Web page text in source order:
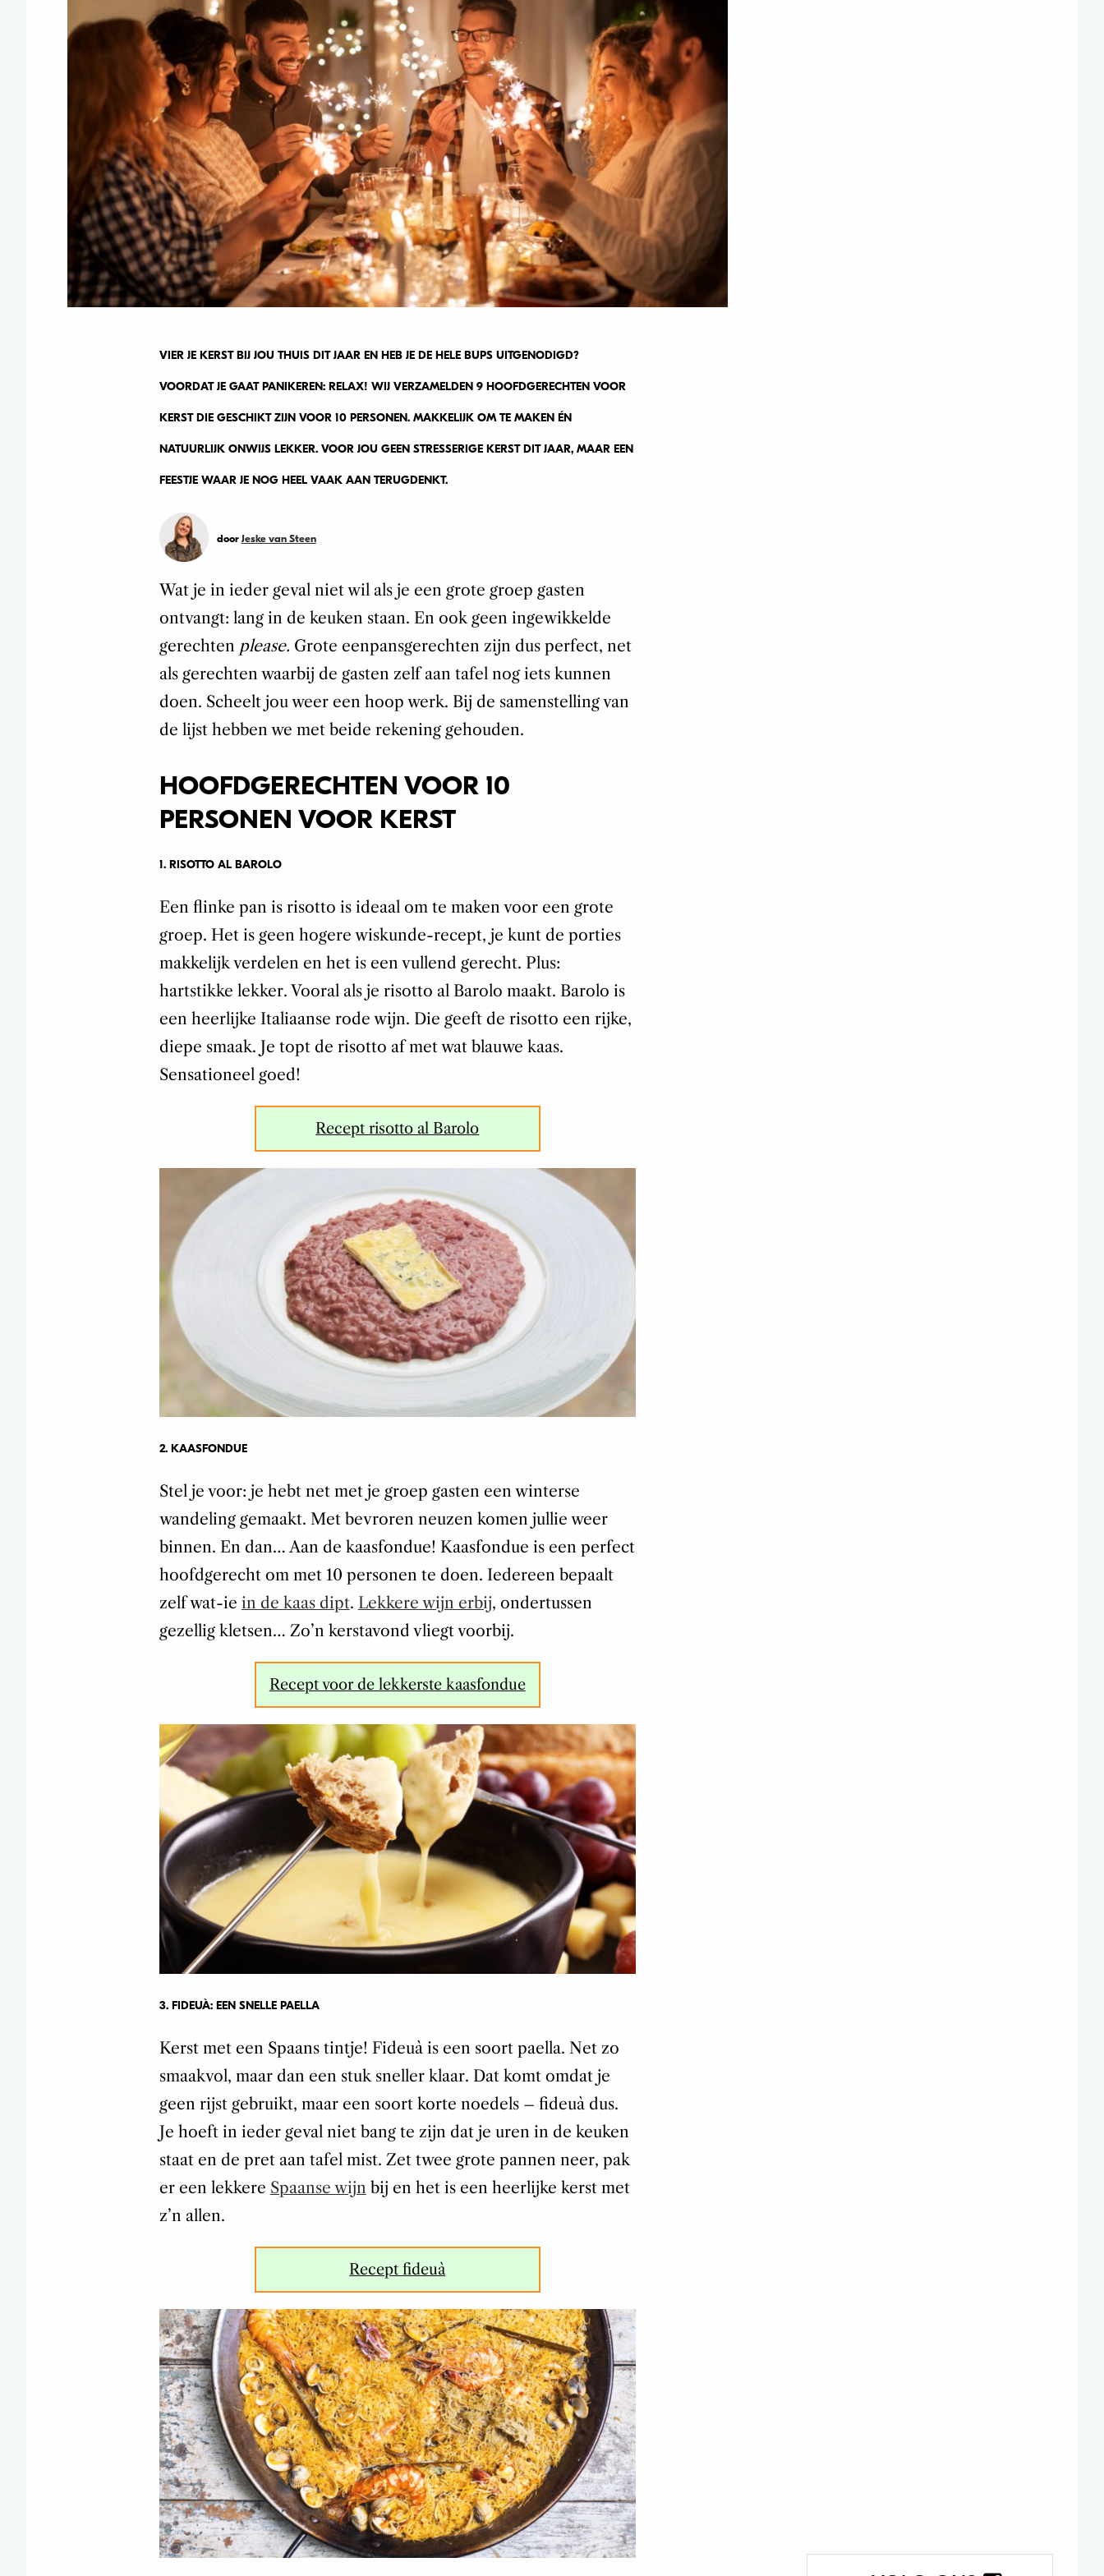
VIER JE KERST BIJ JOU THUIS DIT JAAR EN HEB JE DE HELE BUPS UITGENODIGD?
VOORDAT JE GAAT PANIKEREN: RELAX! WIJ VERZAMELDEN 9 HOOFDGERECHTEN VOOR
KERST DIE GESCHIKT ZIJN VOOR 10 PERSONEN. MAKKELIJK OM TE MAKEN ÉN
NATUURLIJK ONWIJS LEKKER. VOOR JOU GEEN STRESSERIGE KERST DIT JAAR, MAAR EEN
FEESTJE WAAR JE NOG HEEL VAAK AAN TERUGDENKT.
door Jeske van Steen
Wat je in ieder geval niet wil als je een grote groep gasten
ontvangt: lang in de keuken staan. En ook geen ingewikkelde
gerechten please. Grote eenpansgerechten zijn dus perfect, net
als gerechten waarbij de gasten zelf aan tafel nog iets kunnen
doen. Scheelt jou weer een hoop werk. Bij de samenstelling van
de lijst hebben we met beide rekening gehouden.
HOOFDGERECHTEN VOOR 10
PERSONEN VOOR KERST
1. RISOTTO AL BAROLO
Een flinke pan is risotto is ideaal om te maken voor een grote
groep. Het is geen hogere wiskunde-recept, je kunt de porties
makkelijk verdelen en het is een vullend gerecht. Plus:
hartstikke lekker. Vooral als je risotto al Barolo maakt. Barolo is
een heerlijke Italiaanse rode wijn. Die geeft de risotto een rijke,
diepe smaak. Je topt de risotto af met wat blauwe kaas.
Sensationeel goed!
Recept risotto al Barolo
2. KAASFONDUE
Stel je voor: je hebt net met je groep gasten een winterse
wandeling gemaakt. Met bevroren neuzen komen jullie weer
binnen. En dan… Aan de kaasfondue! Kaasfondue is een perfect
hoofdgerecht om met 10 personen te doen. Iedereen bepaalt
zelf wat-ie in de kaas dipt. Lekkere wijn erbij, ondertussen
gezellig kletsen… Zo’n kerstavond vliegt voorbij.
Recept voor de lekkerste kaasfondue
3. FIDEUÀ: EEN SNELLE PAELLA
Kerst met een Spaans tintje! Fideuà is een soort paella. Net zo
smaakvol, maar dan een stuk sneller klaar. Dat komt omdat je
geen rijst gebruikt, maar een soort korte noedels – fideuà dus.
Je hoeft in ieder geval niet bang te zijn dat je uren in de keuken
staat en de pret aan tafel mist. Zet twee grote pannen neer, pak
er een lekkere Spaanse wijn bij en het is een heerlijke kerst met
z’n allen.
Recept fideuà